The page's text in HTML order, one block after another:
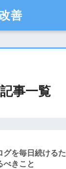
善
事一覧
グを毎日続けるた
べきこと